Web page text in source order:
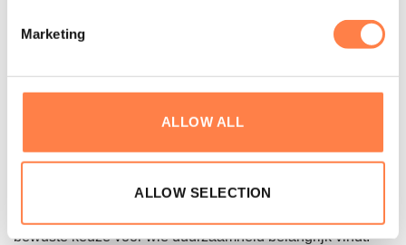
Marketing
ALLOW ALL
ALLOW SELECTION
het merk weerspiegelen deze drievoudige focus
Tavi werkt uitsluitend met zorgvuldig gekozen materialen
milieuvriendelijke productietechnieken. Denk aan een
BPA-vrij is. Het merk streeft naar eerlijke productie en kiest
waar mogelijk voor gerecyclede of natuurlijke vezels. Zo
bewuste keuze voor wie duurzaamheid belangrijk vindt.